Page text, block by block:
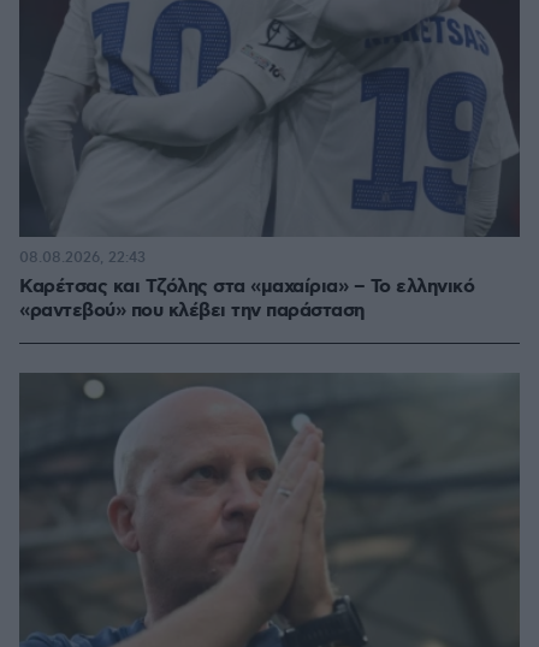
Καρέτσας και Τζόλης στα «μαχαίρια» – Το ελληνικό
«ραντεβού» που κλέβει την παράσταση
08.08.2026, 22:43